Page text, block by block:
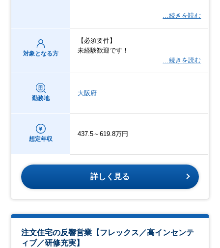
…続きを読む
対象となる方
【必須要件】
未経験歓迎です！
…続きを読む
勤務地
大阪府
想定年収
437.5～619.8万円
詳しく見る
注文住宅の反響営業【フレックス／高インセンテ
ィブ／研修充実】